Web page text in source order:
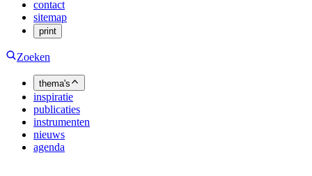
contact
sitemap
print
Zoeken
thema's
inspiratie
publicaties
instrumenten
nieuws
agenda